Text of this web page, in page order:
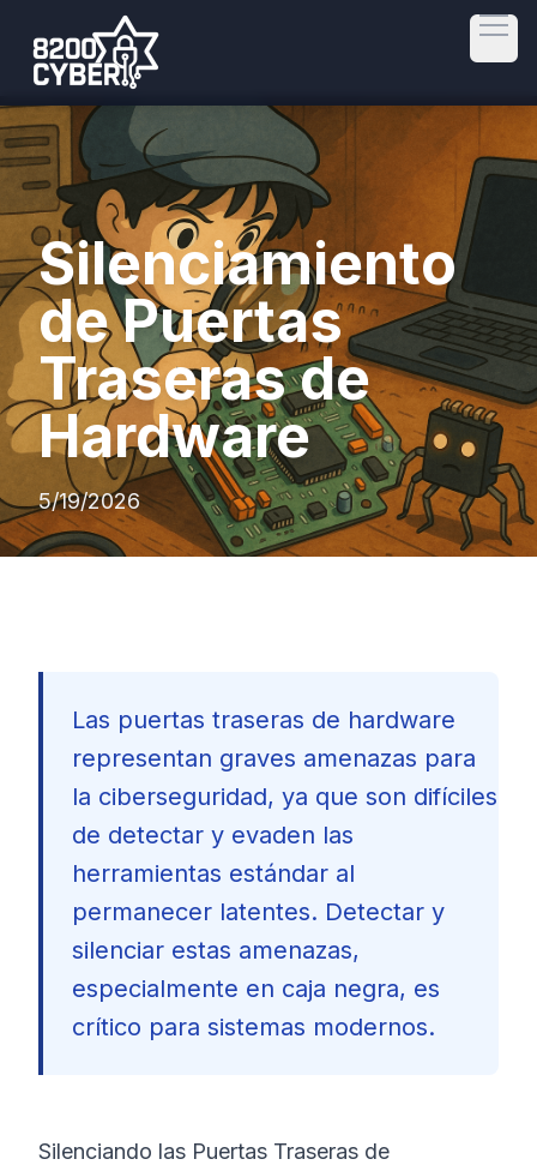
🇪🇸
Silenciamiento
de Puertas
Traseras de
Hardware
5/19/2026
Las puertas traseras de hardware
representan graves amenazas para
la ciberseguridad, ya que son difíciles
de detectar y evaden las
herramientas estándar al
permanecer latentes. Detectar y
silenciar estas amenazas,
especialmente en caja negra, es
crítico para sistemas modernos.
Silenciando las Puertas Traseras de